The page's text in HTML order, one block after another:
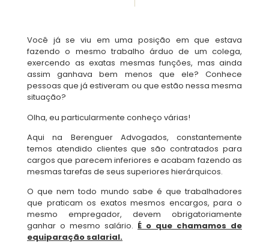
Você já se viu em uma posição em que estava
fazendo o mesmo trabalho árduo de um colega,
exercendo as exatas mesmas funções, mas ainda
assim ganhava bem menos que ele? Conhece
pessoas que já estiveram ou que estão nessa mesma
situação?
Olha, eu particularmente conheço várias!
Aqui na Berenguer Advogados, constantemente
temos atendido clientes que são contratados para
cargos que parecem inferiores e acabam fazendo as
mesmas tarefas de seus superiores hierárquicos.
O que nem todo mundo sabe é que trabalhadores
que praticam os exatos mesmos encargos, para o
mesmo empregador, devem obrigatoriamente
ganhar o mesmo salário. É o que chamamos de
equiparação salarial.